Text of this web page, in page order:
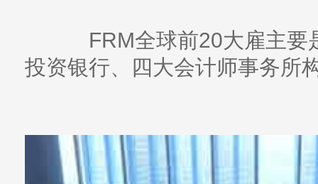
FRM全球前20大雇主要
投资银行、四大会计师事务所